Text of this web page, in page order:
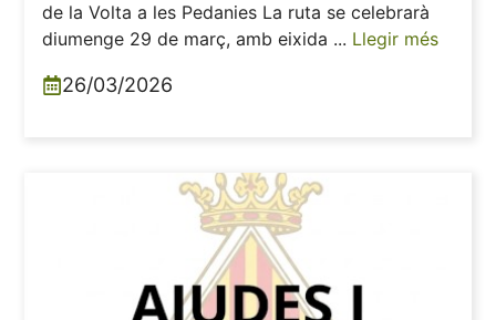
de la Volta a les Pedanies La ruta se celebrarà
diumenge 29 de març, amb eixida ... Llegir més
26/03/2026